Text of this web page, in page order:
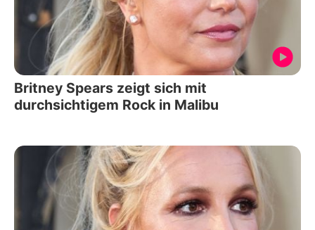
Britney Spears zeigt sich mit
durchsichtigem Rock in Malibu